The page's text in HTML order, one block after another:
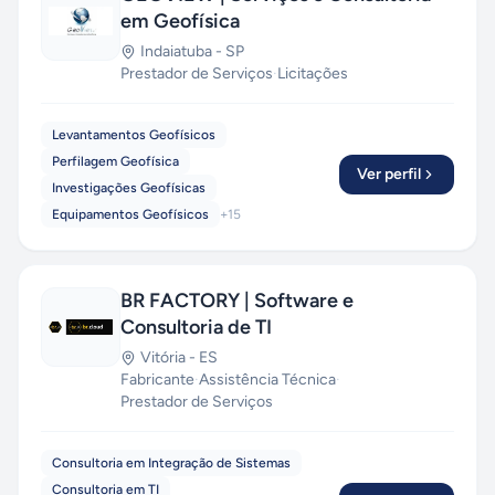
com tecnologias de ponta —
Laravel, Python e Cloud Computing
mantemos parcerias com empresas em todo o
startup que valida uma ideia ao grupo industrial
que precisa modernizar seu ERP, a PragmaSoft
entrega. Fale com a gente e descubra como
acelerar seu próximo projeto com IA aplicada de
em Geofísica
Indaiatuba - SP
Prestador de Serviços·Licitações
Levantamentos Geofísicos
Perfilagem Geofísica
Investigações Geofísicas
Equipamentos Geofísicos
+15
Ver perfil
BR FACTORY | Software e
Consultoria de TI
Vitória - ES
Fabricante·Assistência Técnica·
Prestador de Serviços
Consultoria em Integração de Sistemas
Consultoria em TI